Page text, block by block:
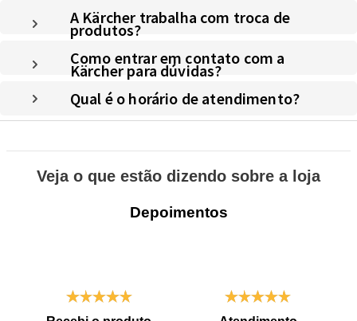
A Kärcher trabalha com troca de
produtos?
Como entrar em contato com a
Kärcher para dúvidas?
Qual é o horário de atendimento?
Veja o que estão dizendo sobre a loja
Depoimentos